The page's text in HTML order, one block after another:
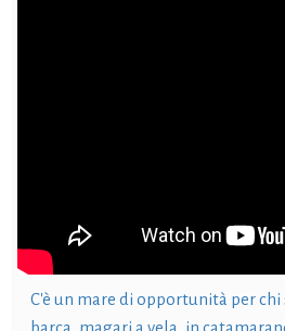
C'è un mare di opportunità per chi
barca, magari a vela, in